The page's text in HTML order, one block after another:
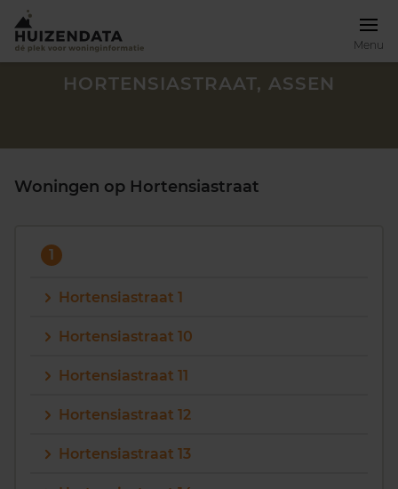
Menu
HORTENSIASTRAAT, ASSEN
Woningen op Hortensiastraat
1
Hortensiastraat 1
Hortensiastraat 10
Hortensiastraat 11
Hortensiastraat 12
Hortensiastraat 13